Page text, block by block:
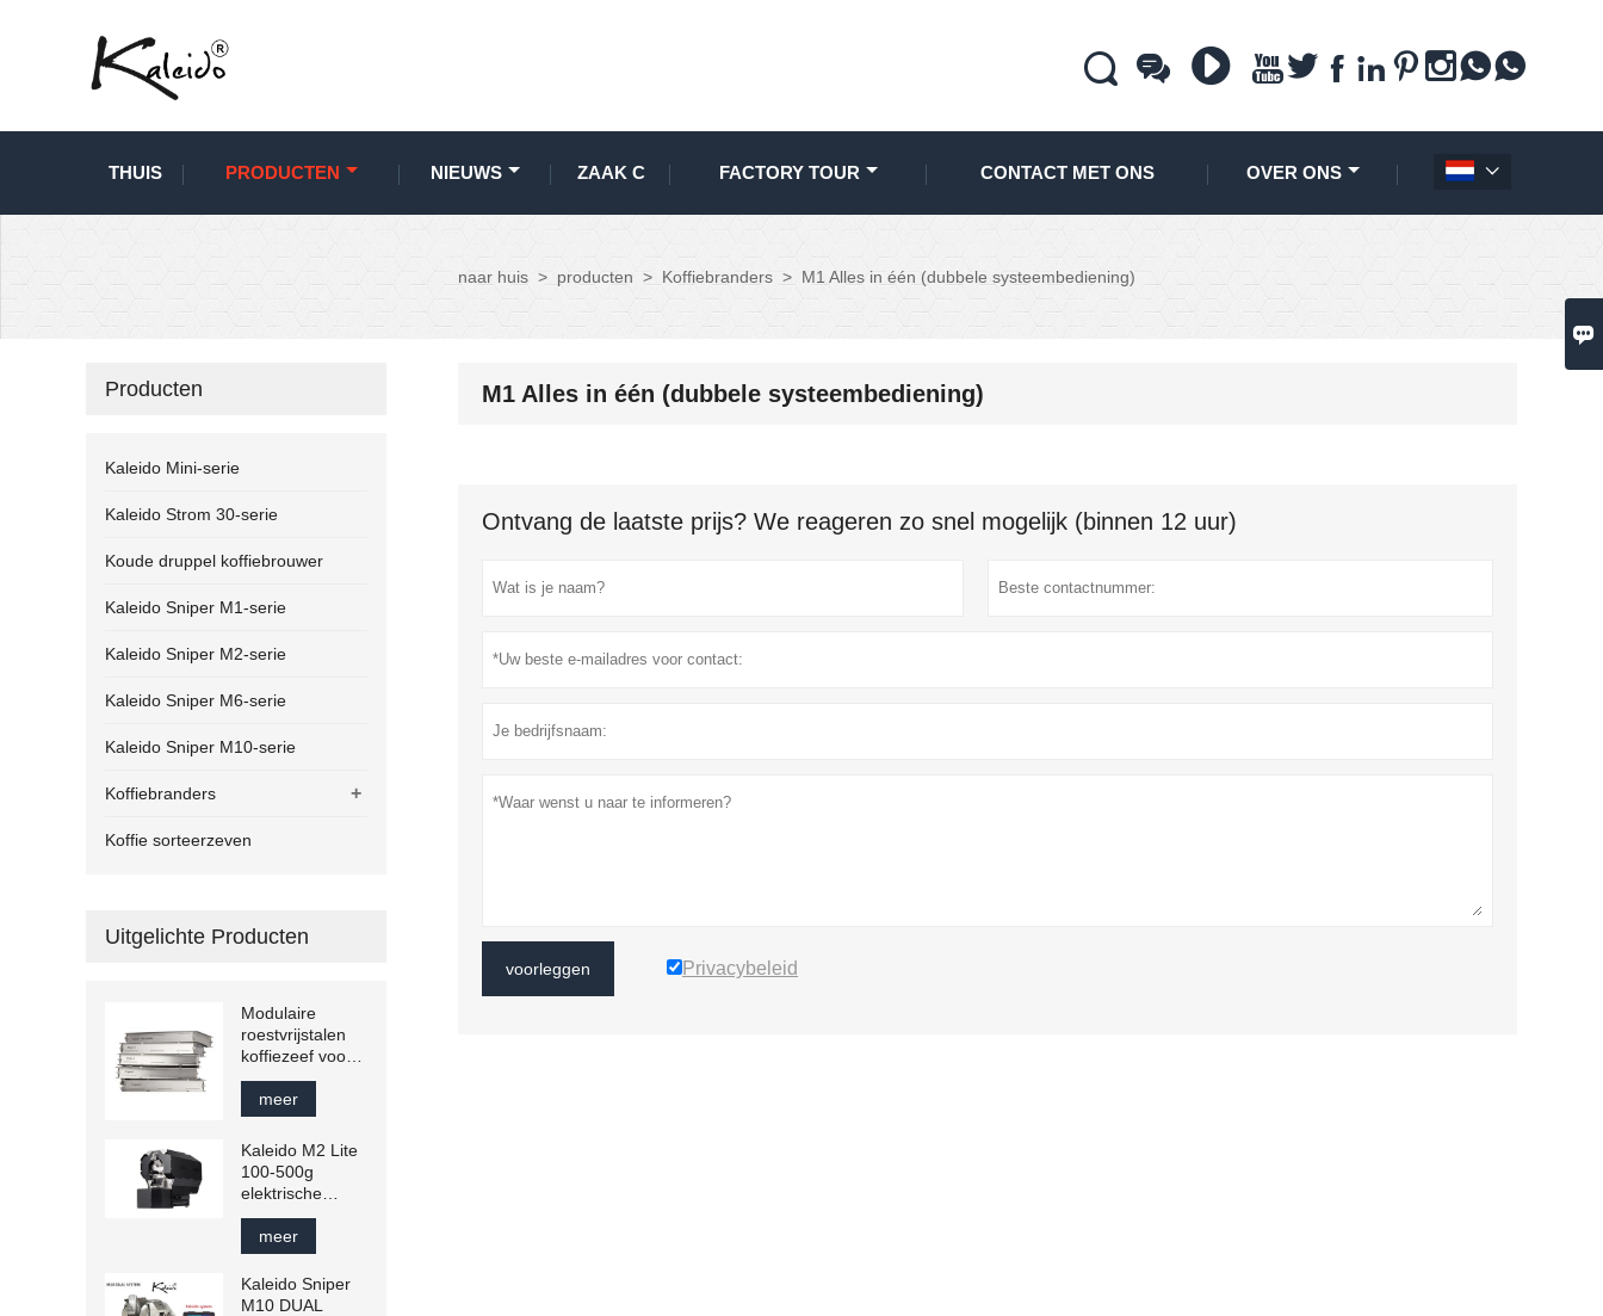

        
THUIS PRODUCTEN NIEUWS ZAAK C FACTORY TOUR CONTACT MET ONS OVER ONS 
naar huis > producten > Koffiebranders > M1 Alles in één (dubbele systeembediening)
M1 Alles in één (dubbele systeembediening)
Ontvang de laatste prijs? We reageren zo snel mogelijk (binnen 12 uur)
voorleggen Privacybeleid
Producten
Kaleido Mini-serie
Kaleido Strom 30-serie
Koude druppel koffiebrouwer
Kaleido Sniper M1-serie
Kaleido Sniper M2-serie
Kaleido Sniper M6-serie
Kaleido Sniper M10-serie
+
Koffiebranders
Koffie sorteerzeven
Uitgelichte Producten
Modulaire
roestvrijstalen
koffiezeef voor
het sorteren van
bonen –
Aanpasbare
maaswijdtes
voor groene en
gebrande bonen
meer
Kaleido M2 Lite
100-500g
elektrische
trommelkoffiebrander,
geschikt voor
ambachtelijke
toepassingen
meer
Kaleido Sniper
M10 DUAL